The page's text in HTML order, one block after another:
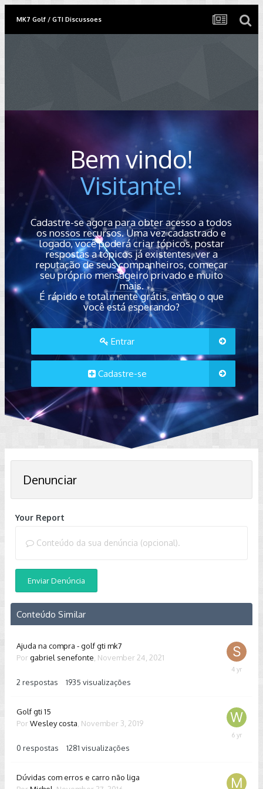
MK7 Golf / GTI Discussoes
Bem vindo!
Visitante!
Cadastre-se agora para obter acesso a todos
os nossos recursos. Uma vez cadastrado e
logado, você poderá criar tópicos, postar
respostas a tópicos já existentes, ver a
reputação de seus companheiros, começar
seu próprio mensageiro privado e muito
mais.
É rápido e totalmente grátis, então o que
você está esperando?
Entrar
Cadastre-se
Denunciar
Your Report
Conteúdo da sua denúncia (opcional).
Enviar Denúncia
Conteúdo Similar
Ajuda na compra - golf gti mk7
Por gabriel senefonte November 24, 2021
2 respostas 1935 visualizações
Golf gti 15
Por Wesley costa November 3, 2019
0 respostas 1281 visualizações
Dúvidas com erros e carro não liga